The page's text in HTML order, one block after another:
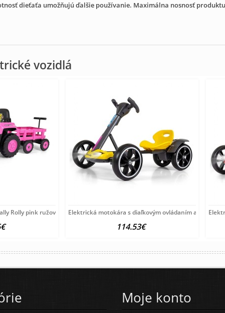
dieťaťa umožňujú ďalšie používanie. Maximálna nosnosť produktu
vozidlá
Rolly pink ružová Elektrická motokára s diaľkovým ovládaním a LED
114.53€
Moje konto